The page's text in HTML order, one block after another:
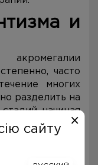
и
часто
многих
разделить на
начиная
и заканчивая
важных
сайту